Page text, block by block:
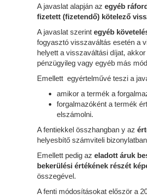
A javaslat alapján az egyéb
fizetett (fizetendő) kötelező
A javaslat szerint egyéb
fogyasztó visszaváltás esetén a
helyett a visszaváltási díjat,
pénzügyileg vagy egyéb más
Emellett egyértelművé teszi a
amikor a termék a
forgalmazóként a termék
elszámolni.
A fentiekkel összhangban y az
helyesbítő számviteli
Emellett pedig az eladott áruk
bekerülési értékének részét
összegével.
A fenti módosításokat először a